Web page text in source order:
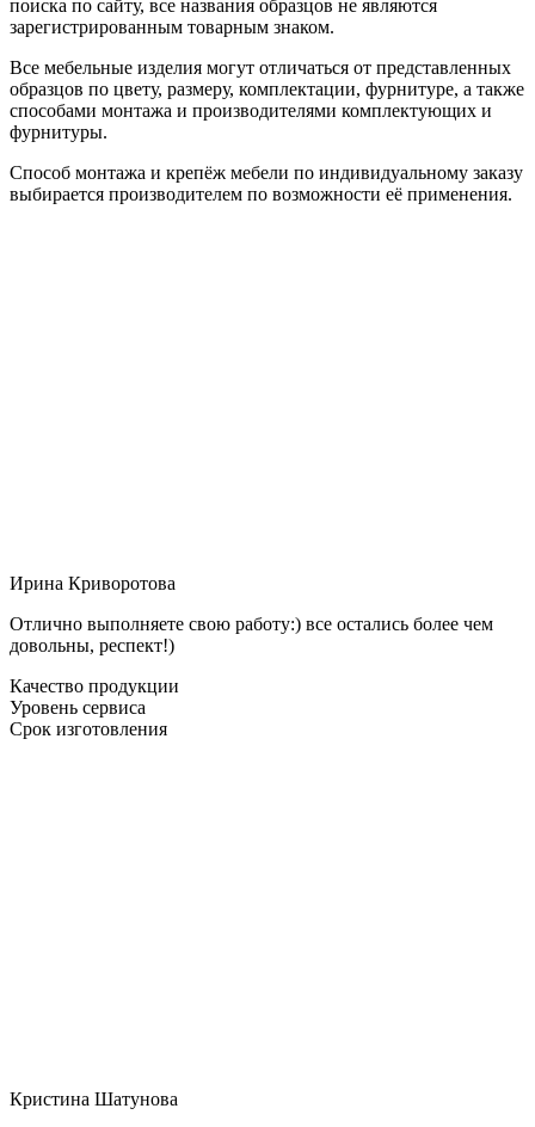
поиска по сайту, все названия образцов не являются
зарегистрированным товарным знаком.
Все мебельные изделия могут отличаться от представленных
образцов по цвету, размеру, комплектации, фурнитуре, а также
способами монтажа и производителями комплектующих и
фурнитуры.
Способ монтажа и крепёж мебели по индивидуальному заказу
выбирается производителем по возможности её применения.
Ирина Криворотова
Отлично выполняете свою работу:) все остались более чем
довольны, респект!)
Качество продукции
Уровень сервиса
Срок изготовления
Кристина Шатунова